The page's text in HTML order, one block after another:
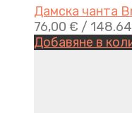
Дамска чанта
76,00 € /
Добавяне в